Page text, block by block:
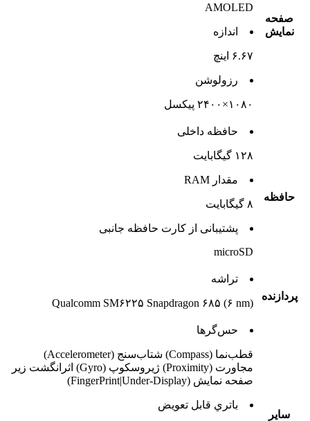
صفحه
نمايش
AMOLED
اندازه
۶.۶۷ اینچ
رزولوشن
۱۰۸۰×۲۴۰۰ پیکسل
حافظه
حافظه داخلی
۱۲۸ گیگابایت
مقدار RAM
۸ گیگابایت
پشتيبانی از کارت حافظه جانبی
microSD
پردازنده
تراشه
Qualcomm SM۶۲۲۵ Snapdragon ۶۸۵ (۶ nm)
ساير
حس‌گرها
قطب‌نما (Compass) شتاب‌سنج (Accelerometer)
مجاورت (Proximity) ژیروسکوپ (Gyro) اثرانگشت زیر
صفحه نمایش (FingerPrint|Under-Display)
باتري قابل تعويض